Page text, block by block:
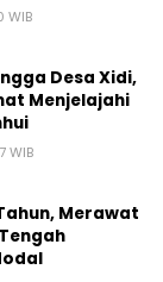
WIB
Desa Xidi,
Menjelajahi
WIB
Merawat